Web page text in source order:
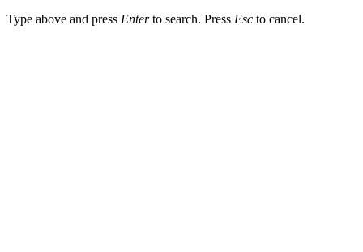
Type above and press Enterto search. Press Esc to cancel.